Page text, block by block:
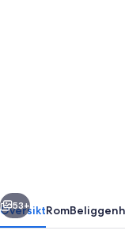
Neste
53+
OversiktRom